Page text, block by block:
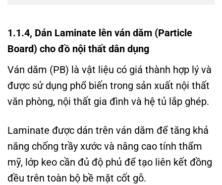
1.1.4, Dán Laminate lên ván dăm (Particle
Board) cho đồ nội thất dân dụng
Ván dăm (PB) là vật liệu có giá thành hợp lý và
được sử dụng phổ biến trong sản xuất nội thất
văn phòng, nội thất gia đình và hệ tủ lắp ghép.
Laminate được dán trên ván dăm để tăng khả
năng chống trầy xước và nâng cao tính thẩm
mỹ, lớp keo cần đủ độ phủ để tạo liên kết đồng
đều trên toàn bộ bề mặt cốt gỗ.